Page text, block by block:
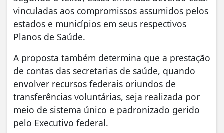
vinculadas aos compromissos assumidos pelos
estados e municípios em seus respectivos
Planos de Saúde.
A proposta também determina que a prestação
de contas das secretarias de saúde, quando
envolver recursos federais oriundos de
transferências voluntárias, seja realizada por
meio de sistema único e padronizado gerido
pelo Executivo federal.